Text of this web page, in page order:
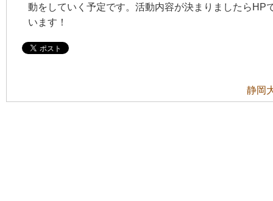
動をしていく予定です。活動内容が決まりましたらHP
います！
静岡